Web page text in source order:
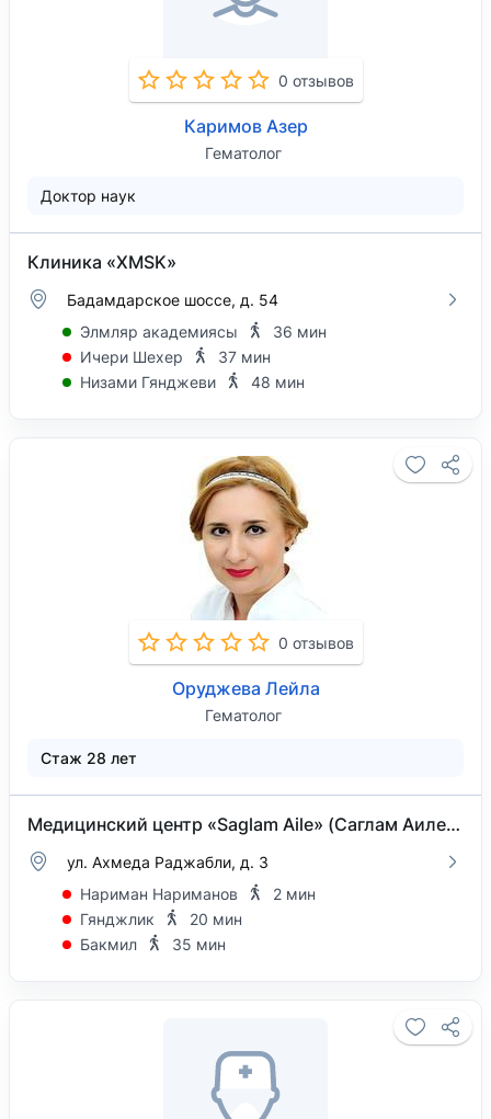
0 отзывов
Каримов Азер
Гематолог
Доктор наук
Клиника «XMSK»
Бадамдарское шоссе, д. 54
Элмляр академиясы
36 мин
Ичери Шехер
37 мин
Низами Гянджеви
48 мин
0 отзывов
Оруджева Лейла
Гематолог
Стаж 28 лет
Медицинский центр «Saglam Aile» (Саглам Аиле) на Ахмеда Раджабли
ул. Ахмеда Раджабли, д. 3
Нариман Нариманов
2 мин
Гянджлик
20 мин
Бакмил
35 мин